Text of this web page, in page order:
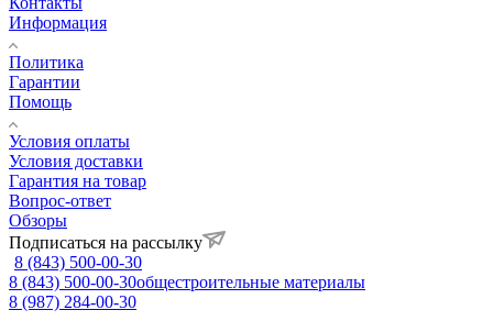
Информация
Политика
Гарантии
Помощь
Условия оплаты
Условия доставки
Гарантия на товар
Вопрос-ответ
Обзоры
Подписаться на рассылку
8 (843) 500-00-30
8 (843) 500-00-30общестроительные материалы
8 (987) 284-00-30